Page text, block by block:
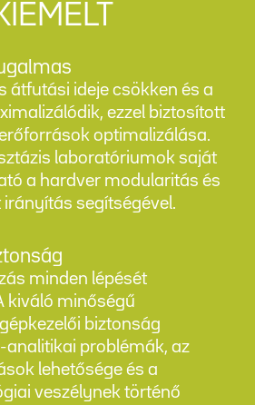
átfutási ideje csökken és a
ezzel biztosított
optimalizálása.
laboratóriumok saját
a hardver modularitás és
segítségével.
minden lépését
kiváló minőségű
biztonság
analitikai problémák, az
lehetősége és a
veszélynek történő